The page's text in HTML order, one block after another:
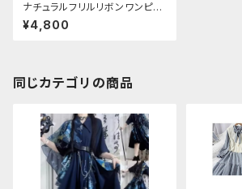
ナチュラルフリルリボンワンピー
ス
¥4,800
同じカテゴリの商品